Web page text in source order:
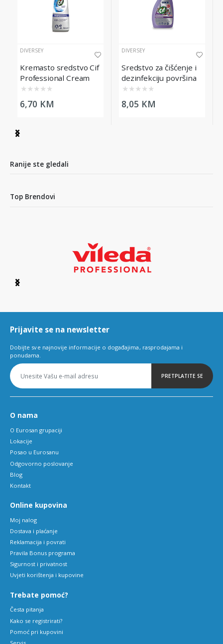
DIVERSEY
Kremasto sredstvo Cif
Professional Cream
Original 750ml
★ ★ ★ ★ ★
6,70 KM
DIVERSEY
Sredstvo za čišćenje i
dezinfekciju površina
Cif SafeGuard, 750ml
★ ★ ★ ★ ★
8,05 KM
Item
7
Ranije ste gledali
Top Brendovi
Item
6
Prijavite se na newsletter
Dobijte sve najnovije informacije o događajima, rasprodajama i
ponudama.
PRETPLATITE SE
O nama
O Eurosan grupaciji
Lokacije
Posao u Eurosanu
Odgovorno poslovanje
Blog
Kontakt
Online kupovina
Moj nalog
Dostava i plaćanje
Reklamacija i povrati
Pravila Bonus programa
Sigurnost i privatnost
Uvjeti korištenja i kupovine
Trebate pomoć?
Česta pitanja
Kako se registrirati?
Pomoć pri kupovini